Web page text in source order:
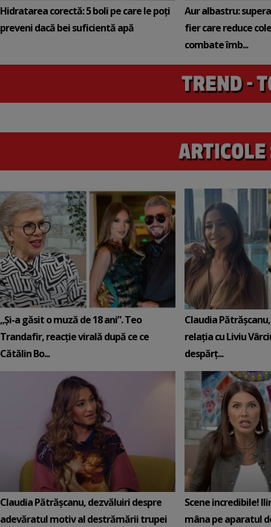
Hidratarea corectă: 5 boli pe care le poți
preveni dacă bei suficientă apă
Aur albastru:
fier care reduce
combate îmb...
„Și-a găsit o muză de 18 ani”. Teo
Trandafir, reacție virală după ce ce
Cătălin Bo...
Claudia
relația cu Liviu
despărț...
Claudia Pătrășcanu, dezvăluiri despre
adevăratul motiv al destrămării trupei
Scene incredibile!
mâna pe aparatul